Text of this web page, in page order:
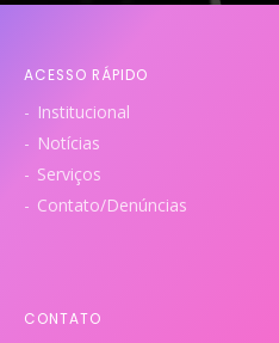
ACESSO RÁPIDO
Institucional
Notícias
Serviços
Contato/Denúncias
CONTATO